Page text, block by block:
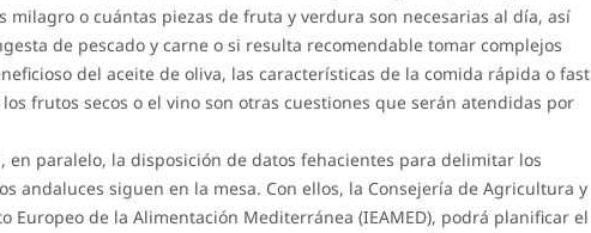
milagro o cuántas piezas de fruta y verdura son necesarias al día, así
de pescado y carne o si resulta recomendable tomar complejos
del aceite de oliva, las características de la comida rápida o fast
frutos secos o el vino son otras cuestiones que serán atendidas por
en paralelo, la disposición de datos fehacientes para delimitar los
andaluces siguen en la mesa. Con ellos, la Consejería de Agricultura y
Europeo de la Alimentación Mediterránea (IEAMED), podrá planificar el